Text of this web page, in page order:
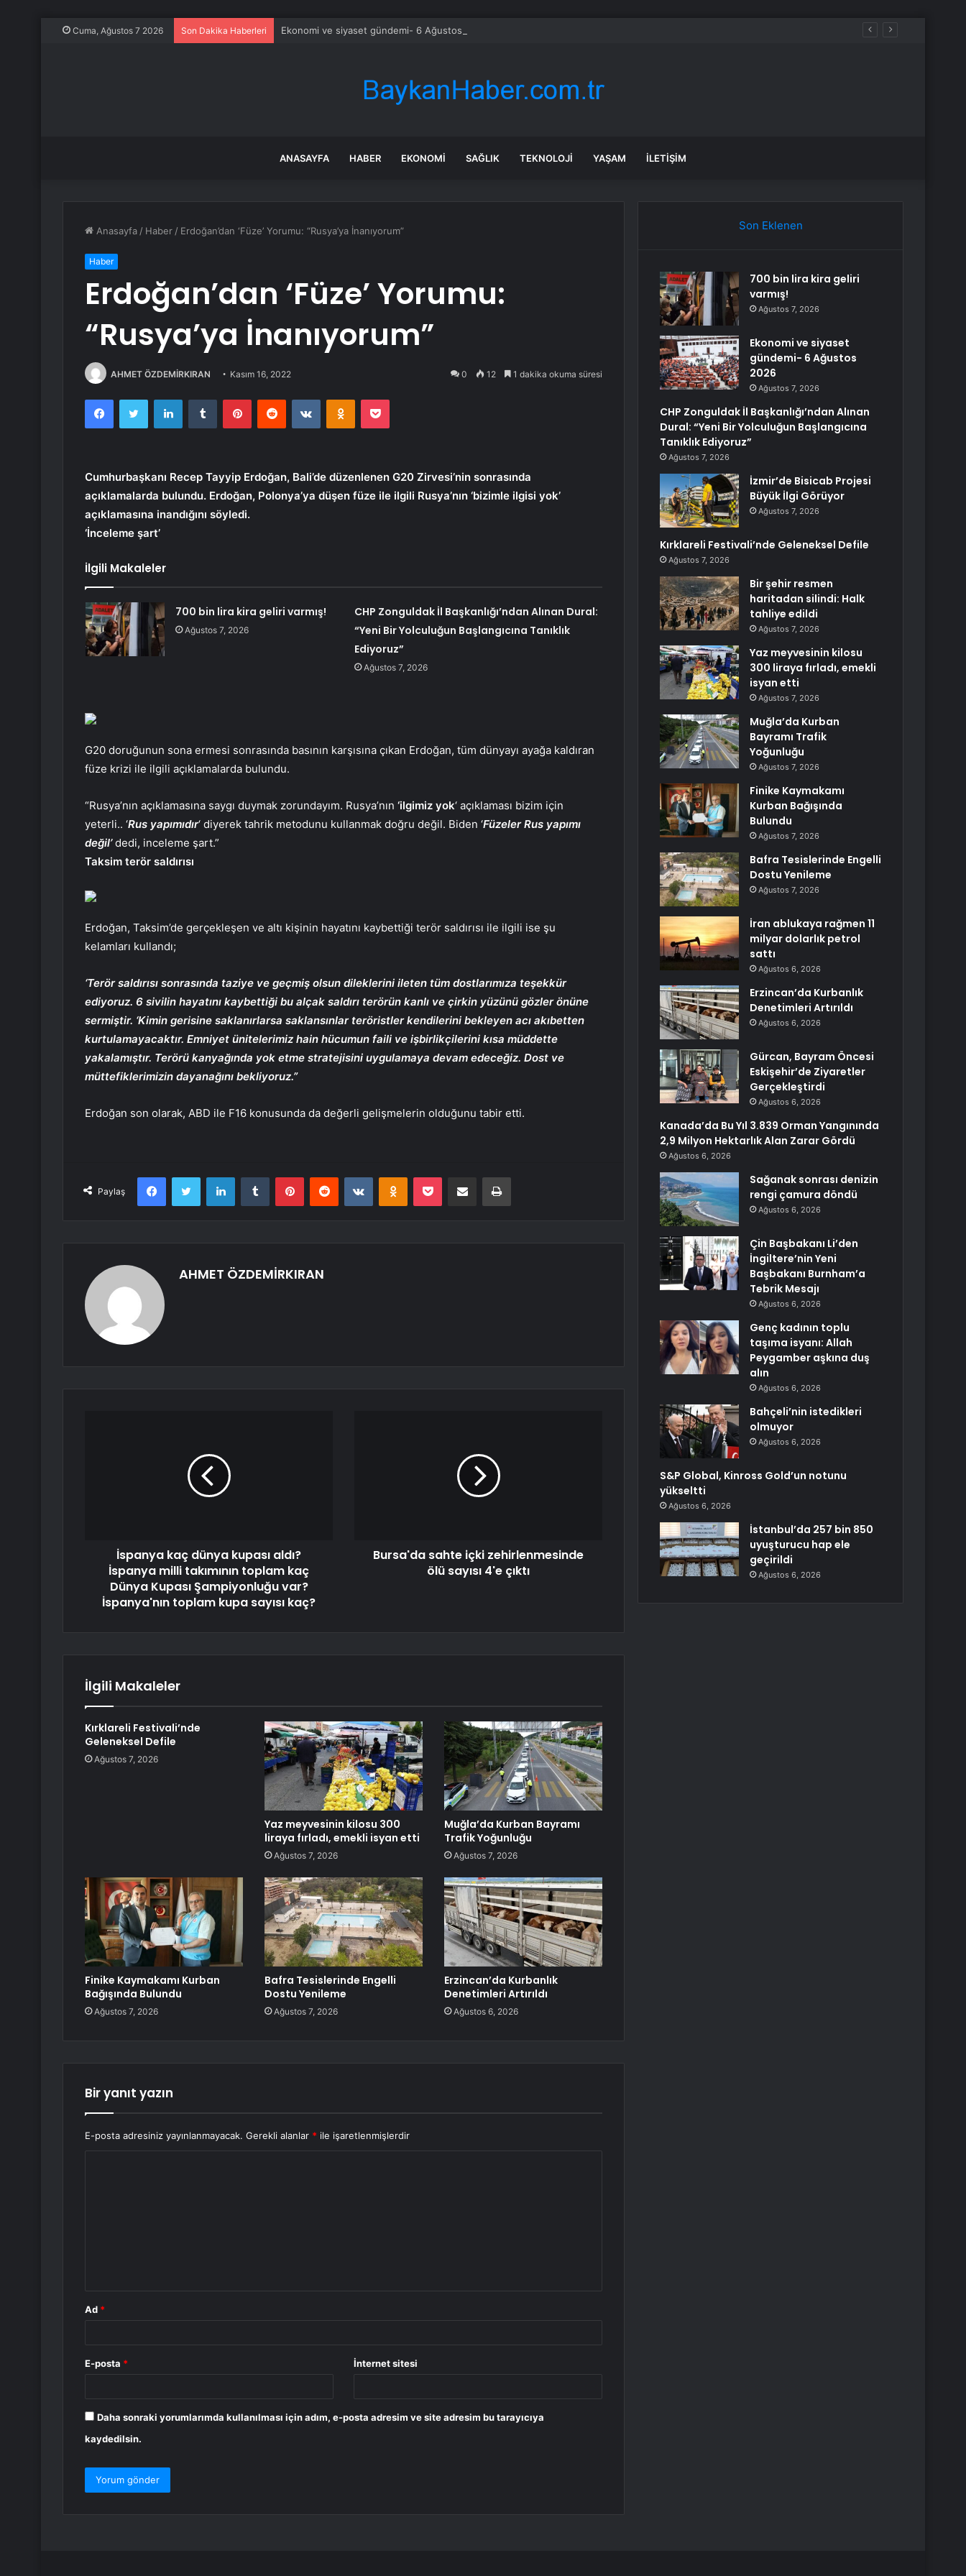
Cuma, Ağustos 7 2026 Son Dakika Haberleri Ekonomi ve siyaset gündemi- 6 Ağustos 2026
ANASAYFA HABER EKONOMI SAĞLIK TEKNOLOJI YAŞAM İLETIŞIM
Anasayfa / Haber / Erdoğan’dan ‘Füze’ Yorumu: “Rusya’ya İnanıyorum”
Haber
Erdoğan’dan ‘Füze’ Yorumu:
“Rusya’ya İnanıyorum”
AHMET ÖZDEMİRKIRAN Kasım 16, 2022 0 12 1 dakika okuma süresi
FacebookTwitter LinkedInTumblr PinterestReddit VKontakteOdnoklassniki
Pocket
Cumhurbaşkanı Recep Tayyip Erdoğan, Bali’de düzenlenen G20 Zirvesi’nin sonrasında
açıklamalarda bulundu. Erdoğan, Polonya’ya düşen füze ile ilgili Rusya’nın ‘bizimle ilgisi yok’
açıklamasına inandığını söyledi.
‘İnceleme şart’
İlgili Makaleler
700 bin lira kira geliri varmış!
Ağustos 7, 2026
CHP Zonguldak İl Başkanlığı’ndan Alınan Dural:
“Yeni Bir Yolculuğun Başlangıcına Tanıklık
Ediyoruz”
Ağustos 7, 2026
G20 doruğunun sona ermesi sonrasında basının karşısına çıkan Erdoğan, tüm dünyayı ayağa kaldıran
füze krizi ile ilgili açıklamalarda bulundu.
“Rusya’nın açıklamasına saygı duymak zorundayım. Rusya’nın ‘ilgimiz yok‘ açıklaması bizim için
yeterli.. ‘Rus yapımıdır‘ diyerek tahrik metodunu kullanmak doğru değil. Biden ‘Füzeler Rus yapımı
değil’dedi, inceleme şart.”
Taksim terör saldırısı
Erdoğan, Taksim’de gerçekleşen ve altı kişinin hayatını kaybettiği terör saldırısı ile ilgili ise şu
kelamları kullandı;
‘Terör saldırısı sonrasında taziye ve geçmiş olsun dileklerini ileten tüm dostlarımıza teşekkür
ediyoruz. 6 sivilin hayatını kaybettiği bu alçak saldırı terörün kanlı ve çirkin yüzünü gözler önüne
sermiştir. ‘Kimin gerisine saklanırlarsa saklansınlar teröristler kendilerini bekleyen acı akıbetten
kurtulamayacaktır. Emniyet ünitelerimiz hain hücumun faili ve işbirlikçilerini kısa müddette
yakalamıştır. Terörü kanyağında yok etme stratejisini uygulamaya devam edeceğiz. Dost ve
müttefiklerimizin dayanağını bekliyoruz.”
Erdoğan son olarak, ABD ile F16 konusunda da değerli gelişmelerin olduğunu tabir etti.
Paylaş
FacebookTwitter LinkedInTumblr PinterestReddit VKontakteOdnoklassniki
Pocket E-Posta ile paylaş Yazdır
AHMET ÖZDEMİRKIRAN
İspanya kaç dünya kupası aldı?
İspanya milli takımının toplam kaç
Dünya Kupası Şampiyonluğu var?
İspanya'nın toplam kupa sayısı kaç?
Bursa'da sahte içki zehirlenmesinde
ölü sayısı 4'e çıktı
İlgili Makaleler
Kırklareli Festivali’nde
Geleneksel Defile
Ağustos 7, 2026
Yaz meyvesinin kilosu 300
liraya fırladı, emekli isyan etti
Ağustos 7, 2026
Muğla’da Kurban Bayramı
Trafik Yoğunluğu
Ağustos 7, 2026
Finike Kaymakamı Kurban
Bağışında Bulundu
Ağustos 7, 2026
Bafra Tesislerinde Engelli
Dostu Yenileme
Ağustos 7, 2026
Erzincan’da Kurbanlık
Denetimleri Artırıldı
Ağustos 6, 2026
Bir yanıt yazın
E-posta adresiniz yayınlanmayacak. Gerekli alanlar * ile işaretlenmişlerdir
Ad *
E-posta * İnternet sitesi
Daha sonraki yorumlarımda kullanılması için adım, e-posta adresim ve site adresim bu tarayıcıya
kaydedilsin.
Son Eklenen
700 bin lira kira geliri
varmış!
Ağustos 7, 2026
Ekonomi ve siyaset
gündemi- 6 Ağustos
2026
Ağustos 7, 2026
CHP Zonguldak İl Başkanlığı’ndan Alınan
Dural: “Yeni Bir Yolculuğun Başlangıcına
Tanıklık Ediyoruz”
Ağustos 7, 2026
İzmir’de Bisicab Projesi
Büyük İlgi Görüyor
Ağustos 7, 2026
Kırklareli Festivali’nde Geleneksel Defile
Ağustos 7, 2026
Bir şehir resmen
haritadan silindi: Halk
tahliye edildi
Ağustos 7, 2026
Yaz meyvesinin kilosu
300 liraya fırladı, emekli
isyan etti
Ağustos 7, 2026
Muğla’da Kurban
Bayramı Trafik
Yoğunluğu
Ağustos 7, 2026
Finike Kaymakamı
Kurban Bağışında
Bulundu
Ağustos 7, 2026
Bafra Tesislerinde Engelli
Dostu Yenileme
Ağustos 7, 2026
İran ablukaya rağmen 11
milyar dolarlık petrol
sattı
Ağustos 6, 2026
Erzincan’da Kurbanlık
Denetimleri Artırıldı
Ağustos 6, 2026
Gürcan, Bayram Öncesi
Eskişehir’de Ziyaretler
Gerçekleştirdi
Ağustos 6, 2026
Kanada’da Bu Yıl 3.839 Orman Yangınında
2,9 Milyon Hektarlık Alan Zarar Gördü
Ağustos 6, 2026
Sağanak sonrası denizin
rengi çamura döndü
Ağustos 6, 2026
Çin Başbakanı Li’den
İngiltere’nin Yeni
Başbakanı Burnham’a
Tebrik Mesajı
Ağustos 6, 2026
Genç kadının toplu
taşıma isyanı: Allah
Peygamber aşkına duş
alın
Ağustos 6, 2026
Bahçeli’nin istedikleri
olmuyor
Ağustos 6, 2026
S&P Global, Kinross Gold’un notunu
yükseltti
Ağustos 6, 2026
İstanbul’da 257 bin 850
uyuşturucu hap ele
geçirildi
Ağustos 6, 2026